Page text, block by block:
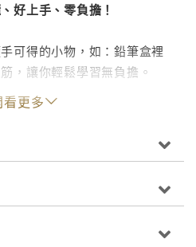
好上手、零負擔！
可得的小物，如：鉛筆盒裡
，讓你輕鬆學習無負擔。
身魔術師！
看更多